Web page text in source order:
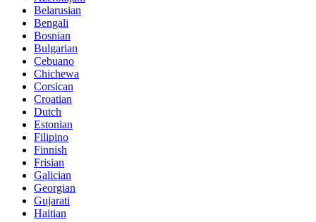
Belarusian
Bengali
Bosnian
Bulgarian
Cebuano
Chichewa
Corsican
Croatian
Dutch
Estonian
Filipino
Finnish
Frisian
Galician
Georgian
Gujarati
Haitian